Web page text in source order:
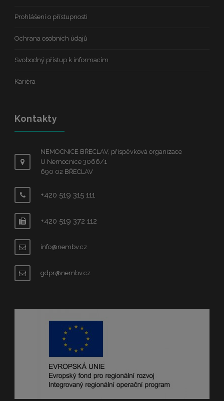
Prohlášení o přístupnosti
Ochrana osobních údajů
Svobodný přístup k informacím
Kariéra
Kontakty
NEMOCNICE BŘECLAV, příspěvková organizace
U Nemocnice 3066/1
690 02 BŘECLAV
+420 519 315 111
+420 519 372 112
info@nembv.cz
gdpr@nembv.cz